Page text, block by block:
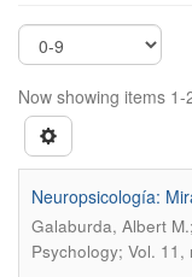
Now showing items 1-
Neuropsicología:
Galaburda, Albert
Psychology; Vol.